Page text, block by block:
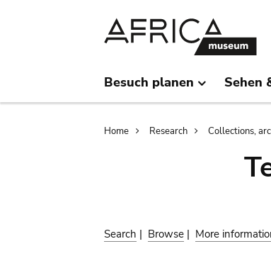
Besuch planen Sehen
Breadcrumb
Home Research Collections,
Search | Browse | More